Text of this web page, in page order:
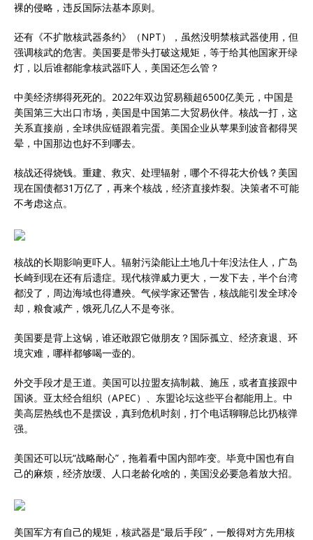
裸的侵略，违反国际法基本原则。
还有《不扩散核武器条约》（NPT），虽然没明禁核武器使用，但
强调核武的危害。美国要是带头打破这规矩，等于给其他国家开绿
灯，以后谁都能拿核武器吓人，美国还怎么管？
中美经济绑得死死的。2022年双边贸易额超6500亿美元，中国是
美国第三大出口市场，美国是中国第二大贸易伙伴。核战一打，这
关系直接崩，全球供应链跟着完蛋。美国企业从苹果到波音都得哭
晕，中国那边也好不到哪去。
核战还得烧钱。重建、救灾、处理辐射，哪个不得花大价钱？美国
现在国债都31万亿了，再来个核战，经济直接炸裂。决策者不可能
不考虑这点。
核战的长期影响更吓人。辐射污染能让土地几十年没法住人，广岛
长崎到现在还有后遗症。现代核弹威力更大，一发下去，半个台湾
都没了，周边海域也得遭殃。气候学家还警告，核战能引发全球冷
却，粮食减产，饿死几亿人不是夸张。
美国要是背上这锅，谁还敢跟它做朋友？国际孤立、经济衰退、环
境灾难，哪样都够喝一壶的。
外交手段才是王道。美国可以拉盟友搞制裁、施压，或者直接跟中
国谈。亚太经合组织（APEC）、东盟论坛这些平台都能用上。中
美高层热线也不是摆设，真到危机时刻，打个电话聊聊总比扔核弹
强。
美国还可以玩“战略耐心”，拖着看中国内部咋变。毕竟中国也有自
己的麻烦，经济放缓、人口老龄化啥的，美国没必要急着放大招。
美国军方有自己的规矩，核武器是“最后手段”，一般得对方先用核